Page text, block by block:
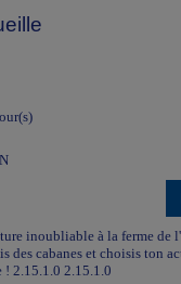
inoubliable à la ferme de
des cabanes et choisis ton
! 2.15.1.0 2.15.1.0